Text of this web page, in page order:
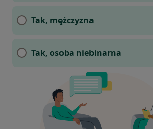
Tak, mężczyzna
Tak, osoba niebinarna